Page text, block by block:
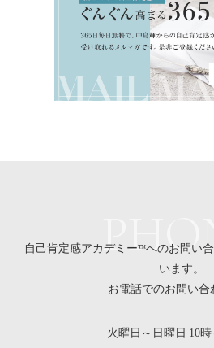
自己肯定感アカデミー™へのお問い
います。
お電話でのお問い合
火曜日～日曜日 10時